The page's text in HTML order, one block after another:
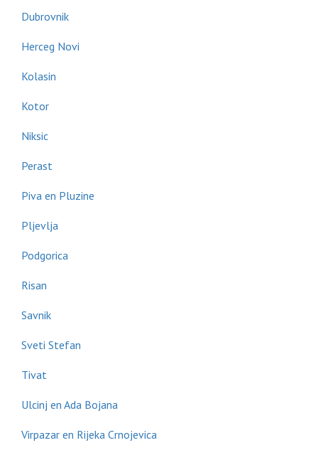
Dubrovnik
Herceg Novi
Kolasin
Kotor
Niksic
Perast
Piva en Pluzine
Pljevlja
Podgorica
Risan
Savnik
Sveti Stefan
Tivat
Ulcinj en Ada Bojana
Virpazar en Rijeka Crnojevica